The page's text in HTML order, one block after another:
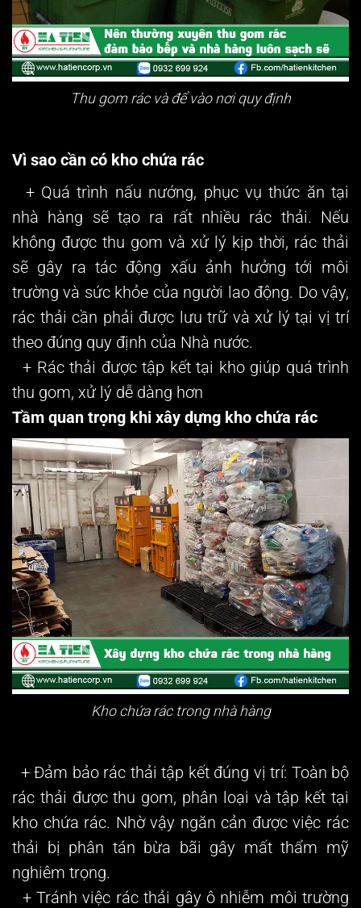
Thu gom rác và để vào nơi quy định
Vì sao cần có kho chứa rác
+ Quá trình nấu nướng, phục vụ thức ăn tại
nhà hàng sẽ tạo ra rất nhiều rác thải. Nếu
không được thu gom và xử lý kịp thời, rác thải
sẽ gây ra tác động xấu ảnh hưởng tới môi
trường và sức khỏe của người lao động. Do vậy,
rác thải cần phải được lưu trữ và xử lý tại vị trí
theo đúng quy định của Nhà nước.
+ Rác thải được tập kết tại kho giúp quá trình
thu gom, xử lý dễ dàng hơn
Tầm quan trọng khi xây dựng kho chứa rác
Kho chứa rác trong nhà hàng
+ Đảm bảo rác thải tập kết đúng vị trí: Toàn bộ
rác thải được thu gom, phân loại và tập kết tại
kho chứa rác. Nhờ vậy ngăn cản được việc rác
thải bị phân tán bừa bãi gây mất thẩm mỹ
nghiêm trọng.
+ Tránh việc rác thải gây ô nhiễm môi trường